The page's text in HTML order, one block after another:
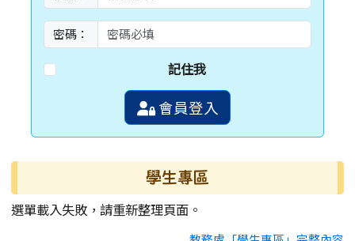
密碼：
記住我
會員登入
學生專區
選單載入失敗，請重新整理頁面。